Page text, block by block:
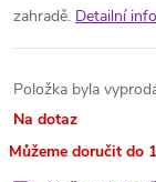
zahradě. Detailní
Položka byla
Na dotaz